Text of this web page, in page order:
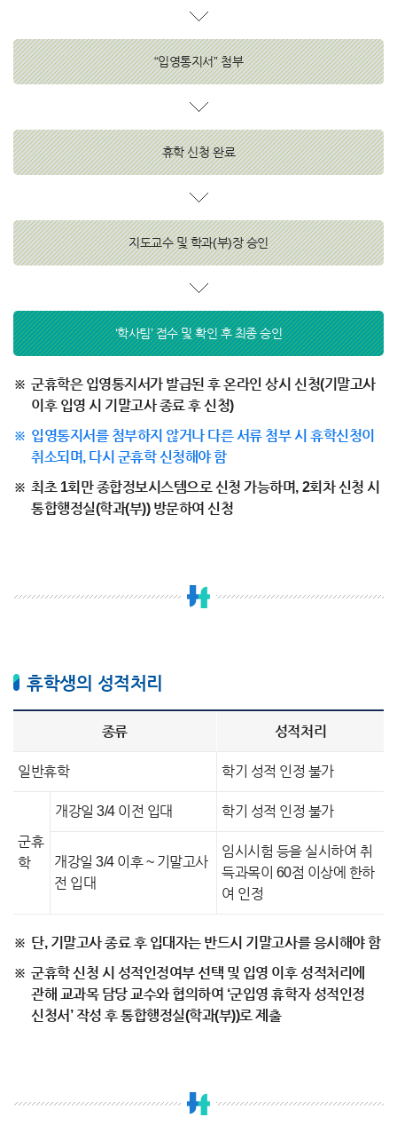
“입영통지서” 첨부
휴학 신청 완료
지도교수 및 학과(부)장 승인
‘학사팀’ 접수 및 확인 후 최종 승인
군휴학은 입영통지서가 발급된 후 온라인 상시 신청(기말고사
이후 입영 시 기말고사 종료 후 신청)
입영통지서를 첨부하지 않거나 다른 서류 첨부 시 휴학신청이
취소되며, 다시 군휴학 신청해야 함
최초 1회만 종합정보시스템으로 신청 가능하며, 2회차 신청 시
통합행정실(학과(부)) 방문하여 신청
휴학생의 성적처리
종류 성적처리
일반휴학 학기 성적 인정 불가
군휴
학
개강일 3/4 이전 입대 학기 성적 인정 불가
개강일 3/4 이후 ~ 기말고사
전 입대
임시시험 등을 실시하여 취
득과목이 60점 이상에 한하
여 인정
단, 기말고사 종료 후 입대자는 반드시 기말고사를 응시해야 함
군휴학 신청 시 성적인정여부 선택 및 입영 이후 성적처리에
관해 교과목 담당 교수와 협의하여 ‘군입영 휴학자 성적인정
신청서’ 작성 후 통합행정실(학과(부))로 제출